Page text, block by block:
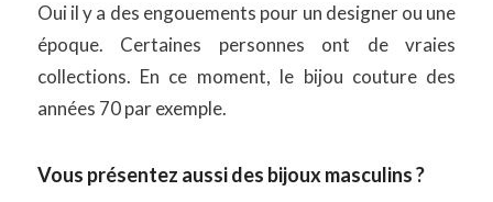
Oui il y a des engouements pour un designer ou une
époque. Certaines personnes ont de vraies
collections. En ce moment, le bijou couture des
années 70 par exemple.
Vous présentez aussi des bijoux masculins ?